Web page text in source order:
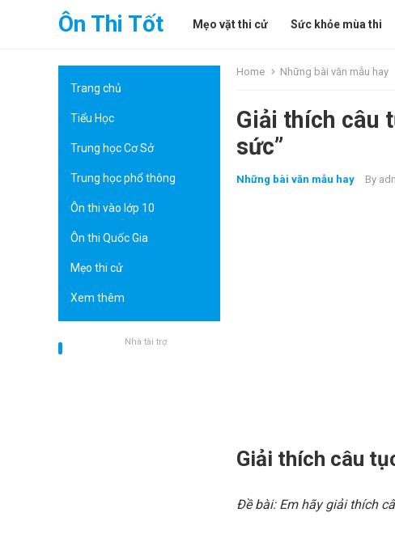
Ôn Thi Tốt Mẹo vặt thi cử Sức khỏe mùa thi
Trang chủ
Tiểu Học
Trung học Cơ Sở
Trung học phổ thông
Ôn thi vào lớp 10
Ôn thi Quốc Gia
Mẹo thi cử
Xem thêm
Nhà tài trợ
Home Những bài văn mẫu hay
Giải thích câu
sức”
Những bài văn mẫu hay By
Giải thích câu
Đề bài: Em hãy giải thích